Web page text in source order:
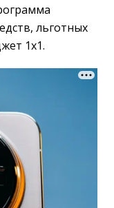
льготных
1х1.